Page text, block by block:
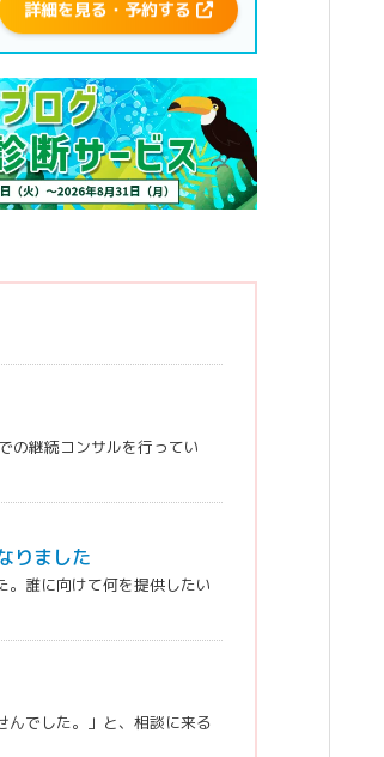
詳細を見る・予約する
の継続コンサルを行ってい
りました
。誰に向けて何を提供したい
んでした。」と、相談に来る